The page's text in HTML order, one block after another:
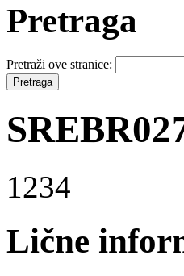
Pretraga
Pretraži ove stranice:
1234
Lične